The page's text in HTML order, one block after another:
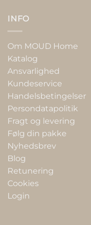
INFO
Om MOUD Home
Katalog
Ansvarlighed
Kundeservice
Handelsbetingelser
Persondatapolitik
Fragt og levering
Følg din pakke
Nyhedsbrev
Blog
Retunering
Cookies
Login